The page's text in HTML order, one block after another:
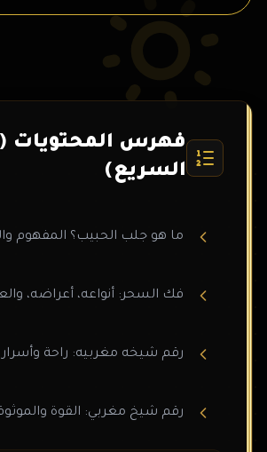
فهرس المحتويات
السريع)
ما هو جلب الحبيب؟ المفهوم
فك السحر: أنواعه، أعراضه،
رقم شيخه مغربيه: راحة وأسرار
رقم شيخ مغربي: القوة